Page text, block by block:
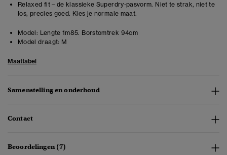
Relaxed fit – de klassieke Superdry-pasvorm. Niet te strak, niet te
los, precies goed. Kies je normale maat.
Model: Lengte 1m85. Borstomtrek 94cm
Model draagt: M
Maattabel
Samenstelling en onderhoud
Contact
Beoordelingen (7)